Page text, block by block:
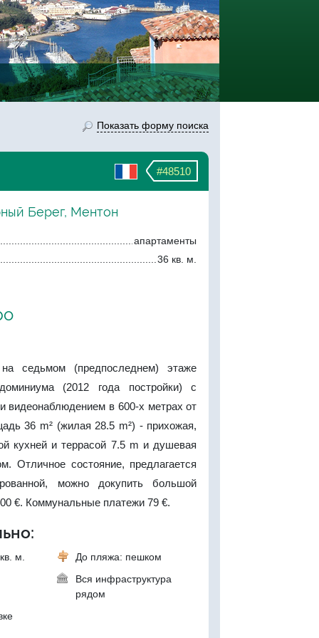
Показать форму поиска
#48510
Берег, Ментон
апартаменты
36 кв. м.
седьмом (предпоследнем) этаже
(2012 года постройки) с
видеонаблюдением в 600-х метрах от
36 m² (жилая 28.5 m²) - прихожая,
кухней и террасой 7.5 m и душевая
Отличное состояние, предлагается
можно докупить большой
€. Коммунальные платежи 79 €.
м.
До пляжа: пешком
Вся инфраструктура
рядом